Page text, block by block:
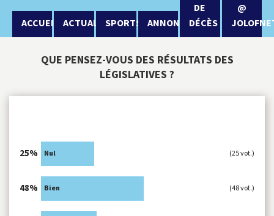
ACCUEIL ACTUALITÉSPORTS ANNONCES
DE
DÉCÈS
@
QUE PENSEZ-VOUS DES RÉSULTATS DES
LÉGISLATIVES ?
25% Nul (25 vot.)
48% Bien (48 vot.)